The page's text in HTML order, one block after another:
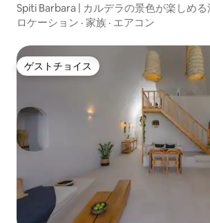
Spiti Barbara | カルデラの景色が楽しめ
ロケーション · 家族 · エアコン
ゲストチョイス
ゲストチョイス